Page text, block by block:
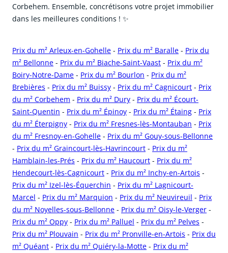
Corbehem. Ensemble, concrétisons votre projet immobilier
dans les meilleures conditions ! ✨
Prix du m² Arleux-en-Gohelle - Prix du m² Baralle - Prix du
m² Bellonne - Prix du m² Biache-Saint-Vaast - Prix du m²
Boiry-Notre-Dame - Prix du m² Bourlon - Prix du m²
Brebières - Prix du m² Buissy - Prix du m² Cagnicourt - Prix
du m² Corbehem - Prix du m² Dury - Prix du m² Écourt-
Saint-Quentin - Prix du m² Épinoy - Prix du m² Étaing - Prix
du m² Éterpigny - Prix du m² Fresnes-lès-Montauban - Prix
du m² Fresnoy-en-Gohelle - Prix du m² Gouy-sous-Bellonne
- Prix du m² Graincourt-lès-Havrincourt - Prix du m²
Hamblain-les-Prés - Prix du m² Haucourt - Prix du m²
Hendecourt-lès-Cagnicourt - Prix du m² Inchy-en-Artois -
Prix du m² Izel-lès-Équerchin - Prix du m² Lagnicourt-
Marcel - Prix du m² Marquion - Prix du m² Neuvireuil - Prix
du m² Noyelles-sous-Bellonne - Prix du m² Oisy-le-Verger -
Prix du m² Oppy - Prix du m² Palluel - Prix du m² Pelves -
Prix du m² Plouvain - Prix du m² Pronville-en-Artois - Prix du
m² Quéant - Prix du m² Quiéry-la-Motte - Prix du m²